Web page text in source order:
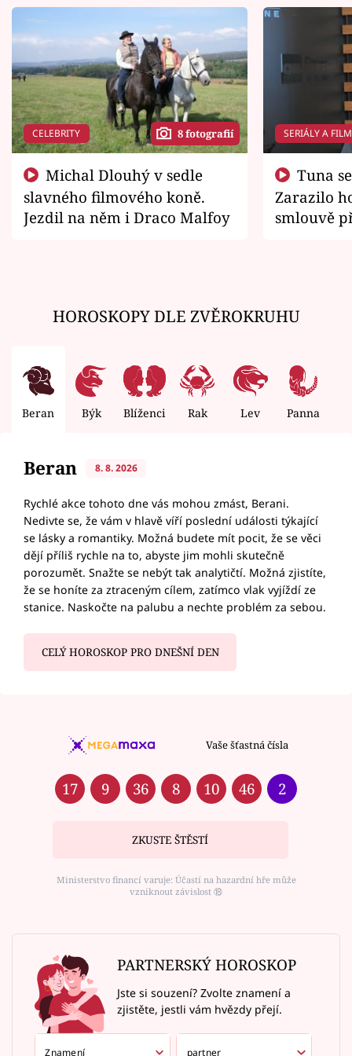
CELEBRITY 8 fotografií
slavného filmového koně.
Jezdil na něm i Draco Malfoy
SERIÁLY A
Zarazilo
smlouvě
HOROSKOPY DLE ZVĚROKRUHU
Beran Býk Blíženci Rak Lev Panna
Beran 8. 8. 2026
Rychlé akce tohoto dne vás mohou zmást, Berani.
Nedivte se, že vám v hlavě víří poslední události týkající
se lásky a romantiky. Možná budete mít pocit, že se věci
dějí příliš rychle na to, abyste jim mohli skutečně
porozumět. Snažte se nebýt tak analytičtí. Možná zjistíte,
že se honíte za ztraceným cílem, zatímco vlak vyjíždí ze
stanice. Naskočte na palubu a nechte problém za sebou.
CELÝ HOROSKOP PRO DNEŠNÍ DEN
Vaše šťastná čísla
17 9 36 8 10 46 2
ZKUSTE ŠTĚSTÍ
Ministerstvo financí varuje: Účastí na hazardní hře může
vzniknout závislost ⑱
PARTNERSKÝ HOROSKOP
Jste si souzení? Zvolte znamení a
zjistěte, jestli vám hvězdy přejí.